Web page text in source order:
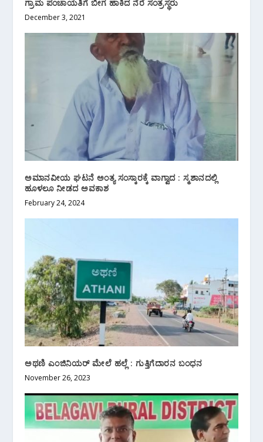
ಗ್ರಾಮ ಪಂಚಾಯತಿಗೆ ಬೀಗ ಹಾಕಿದ ನೆರೆ ಸಂತ್ರಸ್ಥರು
December 3, 2021
ಅಮಾನವೀಯ ಘಟನೆ ಅಂತ್ಯ ಸಂಸ್ಕಾರಕ್ಕೆ ವಾಗ್ವಾದ : ಸ್ಮಶಾನದಲ್ಲಿ
ಹೂಳಲೂ ನೀಡದ ಅವಕಾಶ
February 24, 2024
ಅಥಣಿ ಎಂಜಿನಿಯರ್ ಮೇಲೆ ಹಲ್ಲೆ : ಗುತ್ತಿಗೆದಾರನ ಬಂಧನ
November 26, 2023